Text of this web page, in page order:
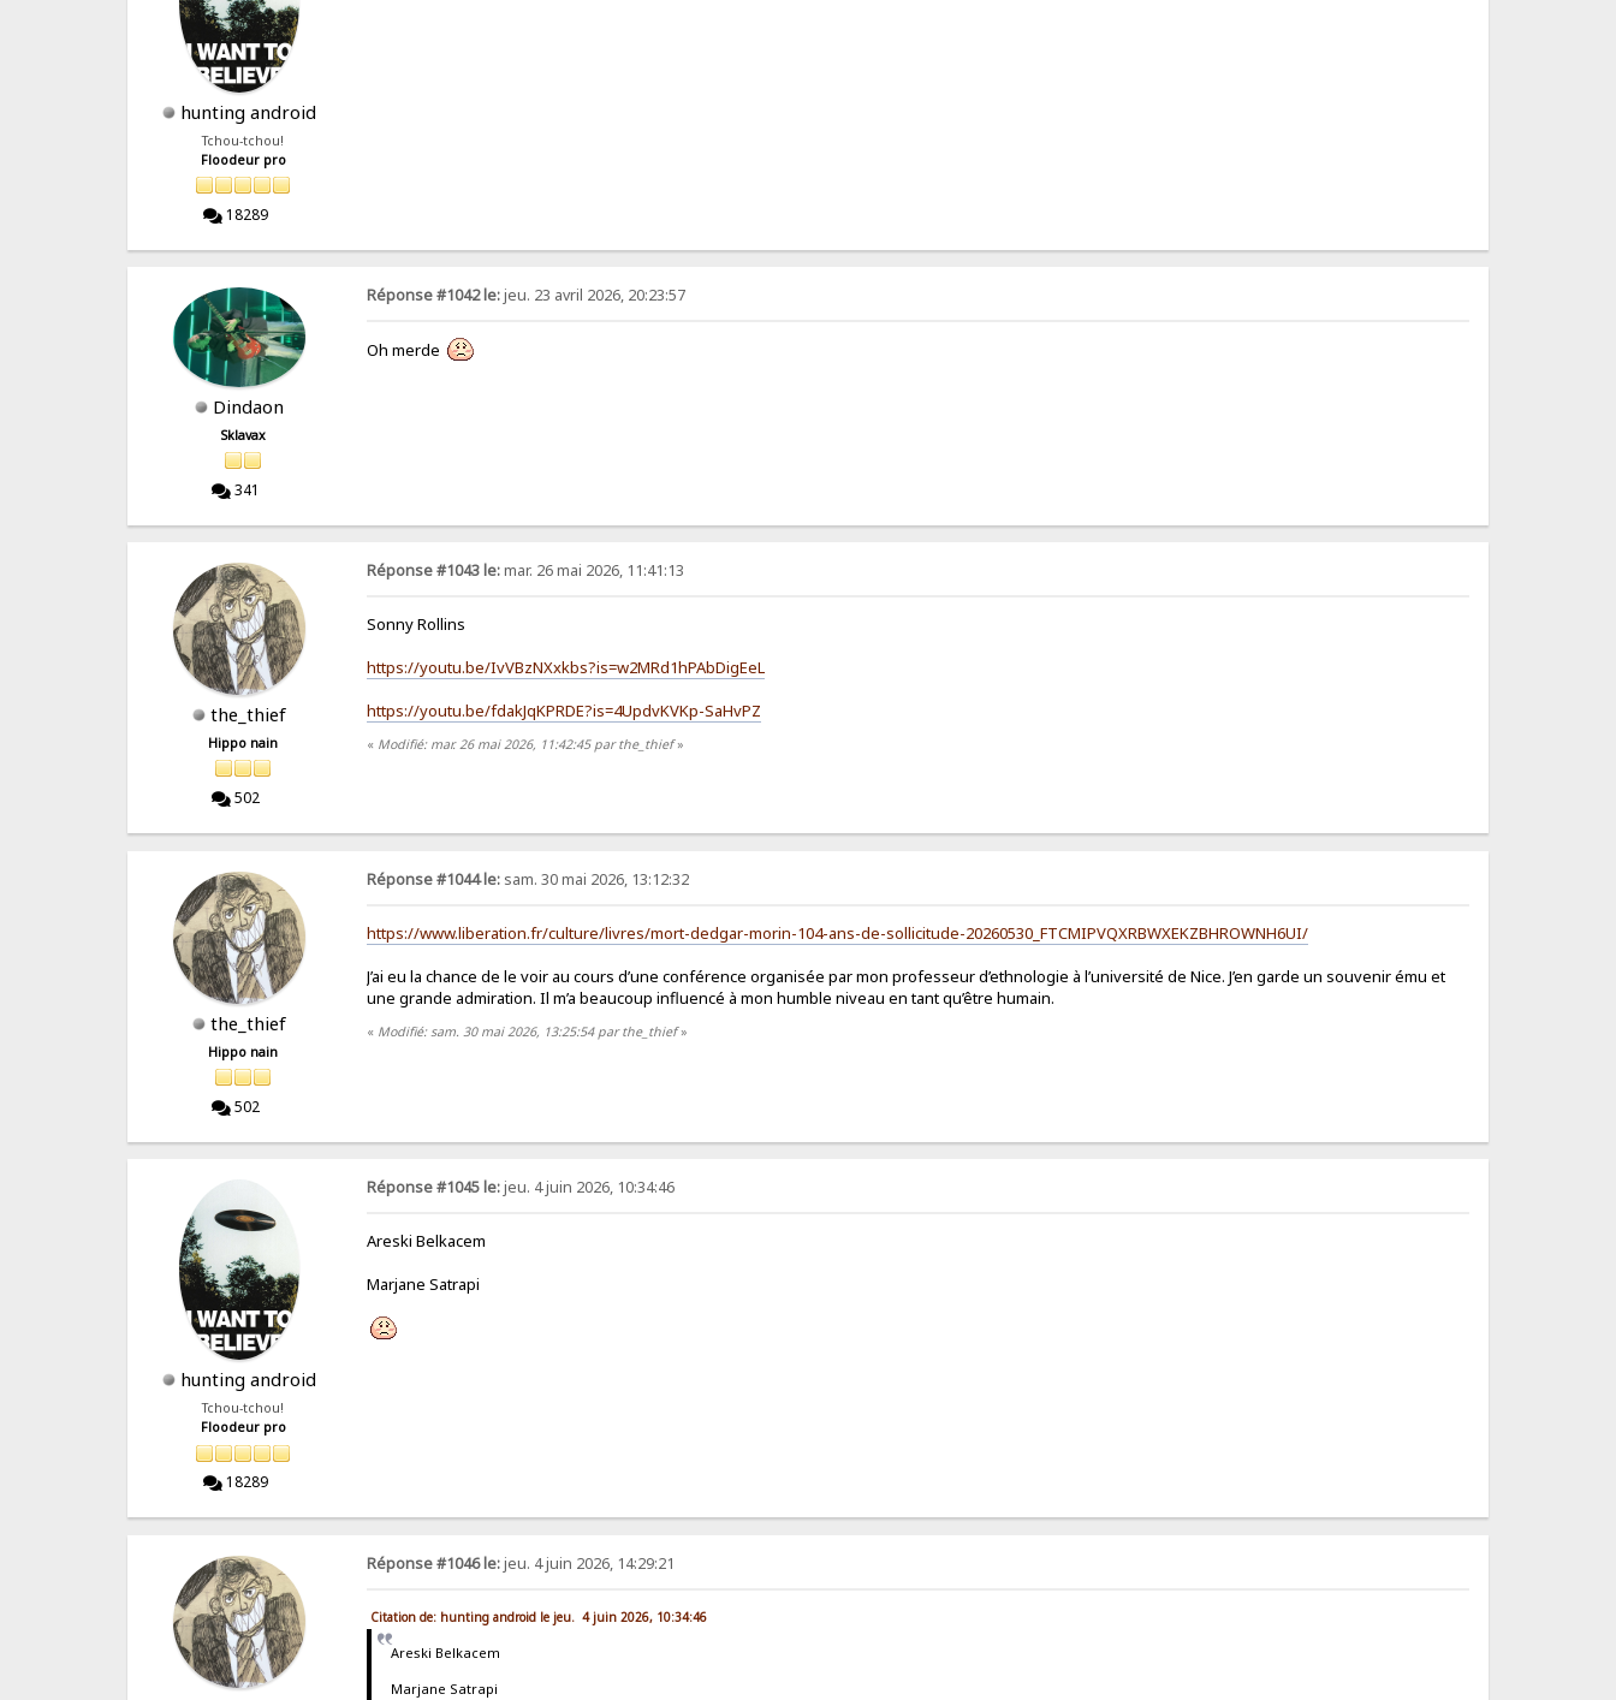
hunting android
Tchou-tchou!
Floodeur pro
18289
Dindaon
Sklavax
341
Réponse #1042 le:jeu. 23 avril 2026, 20:23:57
Oh merde
the_thief
Hippo nain
502
Réponse #1043 le:mar. 26 mai 2026, 11:41:13
Sonny Rollins
https://youtu.be/IvVBzNXxkbs?is=w2MRd1hPAbDigEeL
https://youtu.be/fdakJqKPRDE?is=4UpdvKVKp-SaHvPZ
« Modifié: mar. 26 mai 2026, 11:42:45 par the_thief»
the_thief
Hippo nain
502
Réponse #1044 le: sam. 30 mai 2026, 13:12:32
https://www.liberation.fr/culture/livres/mort-dedgar-morin-104-ans-de-sollicitude-20260530_FTCMIPVQXRBWXEKZBHROWNH6UI/
J’ai eu la chance de le voir au cours d’une conférence organisée par mon professeur d’ethnologie à l’université de Nice. J’en garde un souvenir ému et
une grande admiration. Il m’a beaucoup influencé à mon humble niveau en tant qu’être humain.
« Modifié: sam. 30 mai 2026, 13:25:54 par the_thief»
hunting android
Tchou-tchou!
Floodeur pro
18289
Réponse #1045 le:jeu. 4 juin 2026, 10:34:46
Areski Belkacem
Marjane Satrapi
Réponse #1046 le:jeu. 4 juin 2026, 14:29:21
Citation de: hunting android le jeu. 4 juin 2026, 10:34:46
Areski Belkacem
Marjane Satrapi